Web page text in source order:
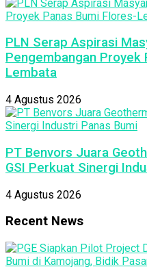
PLN Serap Aspirasi
Pengembangan Proyek
Lembata
4 Agustus 2026
PT Benvors Juara
GSI Perkuat Sinergi
4 Agustus 2026
Recent News